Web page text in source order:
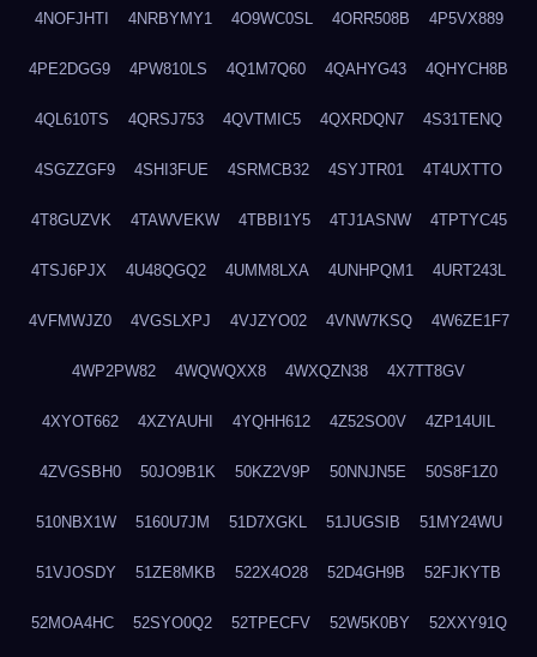
4NOFJHTI 4NRBYMY1 4O9WC0SL 4ORR508B 4P5VX889
4PE2DGG9 4PW810LS 4Q1M7Q60 4QAHYG43 4QHYCH8B
4QL610TS 4QRSJ753 4QVTMIC5 4QXRDQN7 4S31TENQ
4SGZZGF9 4SHI3FUE 4SRMCB32 4SYJTR01 4T4UXTTO
4T8GUZVK 4TAWVEKW 4TBBI1Y5 4TJ1ASNW 4TPTYC45
4TSJ6PJX 4U48QGQ2 4UMM8LXA 4UNHPQM1 4URT243L
4VFMWJZ0 4VGSLXPJ 4VJZYO02 4VNW7KSQ 4W6ZE1F7
4WP2PW82 4WQWQXX8 4WXQZN38 4X7TT8GV
4XYOT662 4XZYAUHI 4YQHH612 4Z52SO0V 4ZP14UIL
4ZVGSBH0 50JO9B1K 50KZ2V9P 50NNJN5E 50S8F1Z0
510NBX1W 5160U7JM 51D7XGKL 51JUGSIB 51MY24WU
51VJOSDY 51ZE8MKB 522X4O28 52D4GH9B 52FJKYTB
52MOA4HC 52SYO0Q2 52TPECFV 52W5K0BY 52XXY91Q